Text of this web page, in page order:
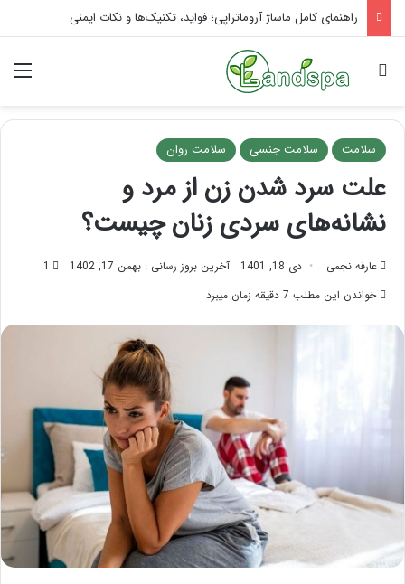
تاثیر ماساژ بر افسردگی؛ با ماساژ درمانی افسردگی را درمان کنید!
جستجو برای
سلامت سلامت جنسی سلامت روان
علت سرد شدن زن از مرد و
نشانه‌های سردی زنان چیست؟
عارفه نجمی دی 18, 1401 آخرین بروز رسانی : بهمن 17, 1402
1
خواندن این مطلب 7 دقیقه زمان میبرد